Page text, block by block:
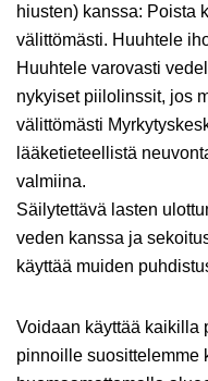
hiusten) kanssa: Poista
välittömästi. Huuhtele
Huuhtele varovasti
nykyiset piilolinssit, jos
välittömästi
lääketieteellistä
valmiina.
Säilytettävä lasten
veden kanssa ja
käyttää muiden
Voidaan käyttää kaikilla
pinnoille suosittelemme